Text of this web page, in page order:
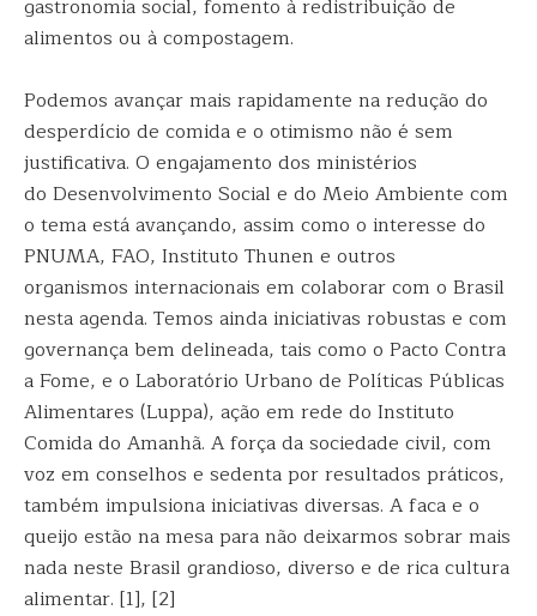
gastronomia social, fomento à redistribuição de
alimentos ou à compostagem.
Podemos avançar mais rapidamente na redução do
desperdício de comida e o otimismo não é sem
justificativa. O engajamento dos ministérios
do Desenvolvimento Social e do Meio Ambiente com
o tema está avançando, assim como o interesse do
PNUMA, FAO, Instituto Thunen e outros
organismos internacionais em colaborar com o Brasil
nesta agenda. Temos ainda iniciativas robustas e com
governança bem delineada, tais como o Pacto Contra
a Fome, e o Laboratório Urbano de Políticas Públicas
Alimentares (Luppa), ação em rede do Instituto
Comida do Amanhã. A força da sociedade civil, com
voz em conselhos e sedenta por resultados práticos,
também impulsiona iniciativas diversas. A faca e o
queijo estão na mesa para não deixarmos sobrar mais
nada neste Brasil grandioso, diverso e de rica cultura
alimentar. [1], [2]